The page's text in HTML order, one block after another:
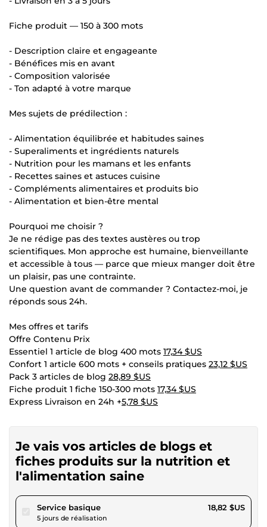
Fiche produit — 150 à 300 mots
- Description claire et engageante
- Bénéfices mis en avant
- Composition valorisée
- Ton adapté à votre marque
Mes sujets de prédilection :
- Alimentation équilibrée et habitudes saines
- Superaliments et ingrédients naturels
- Nutrition pour les mamans et les enfants
- Recettes saines et astuces cuisine
- Compléments alimentaires et produits bio
- Alimentation et bien-être mental
Pourquoi me choisir ?
Je ne rédige pas des textes austères ou trop
scientifiques. Mon approche est humaine, bienveillante
et accessible à tous — parce que mieux manger doit être
un plaisir, pas une contrainte.
Une question avant de commander ? Contactez-moi, je
réponds sous 24h.
Mes offres et tarifs
Offre Contenu Prix
Essentiel 1 article de blog 400 mots 17,34 $US
Confort 1 article 600 mots + conseils pratiques 23,12 $US
Pack 3 articles de blog 28,89 $US
Fiche produit 1 fiche 150-300 mots 17,34 $US
Express Livraison en 24h +5,78 $US
Je vais vos articles de blogs et
fiches produits sur la nutrition et
l'alimentation saine
Service basiquepour 17,34 $US
5 jours de réalisation
18,82 $US